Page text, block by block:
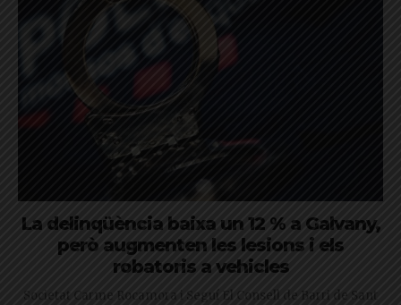
La delinqüència baixa un 12 % a Galvany,
però augmenten les lesions i els
robatoris a vehicles
Societat Carme Rocamora i Seguí El Consell de Barri de Sant